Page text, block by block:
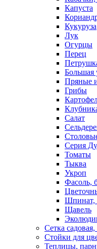
Капуста
Кукуруза
Лук
Огурцы
Перец
Большая
Пряные
Грибы
Салат
Серия
Томаты
Тыква
Укроп
Фасоль,
Шпинат,
Щавель
Сетка
Стойки для
Теплицы,